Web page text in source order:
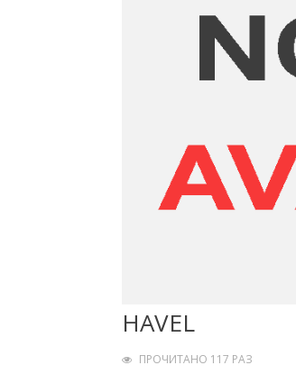
HAVEL
ПРОЧИТАНО 117 РАЗ